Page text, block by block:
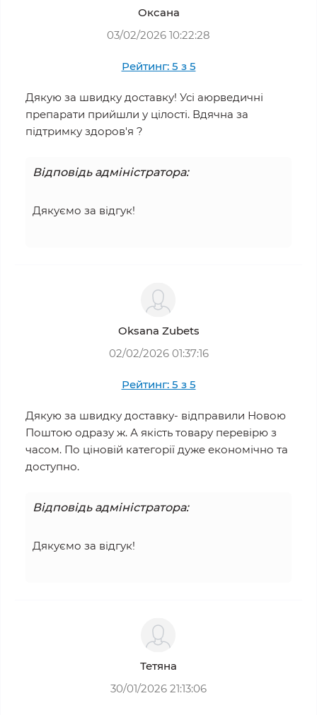
Оксана
03/02/2026 10:22:28
Рейтинг: 5 з 5
Дякую за швидку доставку! Усі аюрведичні
препарати прийшли у цілості. Вдячна за
підтримку здоров'я ?
Відповідь адміністратора:
Дякуємо за відгук!
Oksana Zubets
02/02/2026 01:37:16
Рейтинг: 5 з 5
Дякую за швидку доставку- відправили Новою
Поштою одразу ж. А якість товару перевірю з
часом. По ціновій категорії дуже економічно та
доступно.
Відповідь адміністратора:
Дякуємо за відгук!
Тетяна
30/01/2026 21:13:06